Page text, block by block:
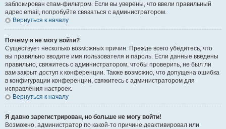
заблокирован спам-фильтром. Если вы уверены, что ввели правильный
адрес email, попробуйте связаться с администратором.
Вернуться к началу
Почему я не могу войти?
Существует несколько возможных причин. Прежде всего убедитесь, что
вы правильно вводите имя пользователя и пароль. Если данные введены
правильно, свяжитесь с администратором, чтобы проверить, не был ли
вам закрыт доступ к конференции. Также возможно, что допущена ошибка
в конфигурации конференции, свяжитесь с администратором для
исправления настроек.
Вернуться к началу
Я давно зарегистрирован, но больше не могу войти!
Возможно, администратор по какой-то причине деактивировал или